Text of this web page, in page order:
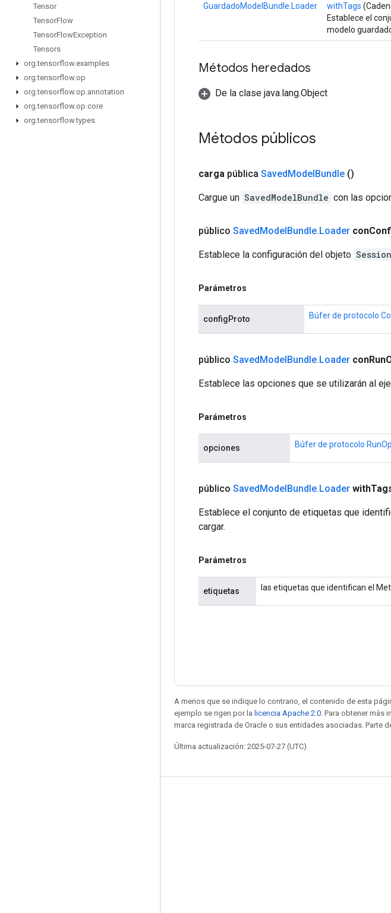
Tensor
TensorFlow
TensorFlowException
Tensors
org.tensorflow.examples
org.tensorflow.op
org.tensorflow.op.annotation
org.tensorflow.op.core
org.tensorflow.types
GuardadoModelBundle.Loader withTags
Establece el
modelo
Métodos heredados
De la clase java.lang.Object
Métodos públicos
carga pública SavedModelBundle ()
Cargue un SavedModelBundle con las
público SavedModelBundle.Loader con
Establece la configuración del objeto Session
Parámetros
configProto Búfer de protocolo
público SavedModelBundle.Loader conRun
Establece las opciones que se utilizarán al
Parámetros
opciones Búfer de protocolo
público SavedModelBundle.Loader with
Establece el conjunto de etiquetas que
cargar.
Parámetros
etiquetas las etiquetas que identifican el
A menos que se indique lo contrario, el contenido de esta
ejemplo se rigen por la licencia Apache 2.0 . Para obtener
marca registrada de Oracle o sus entidades asociadas. Parte
Última actualización: 2025-07-27 (UTC).